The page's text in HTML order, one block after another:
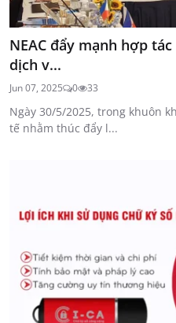
NEAC đẩy mạnh hợp
dịch v...
Jun 07, 2025 0 33
Ngày 30/5/2025, trong khuôn
tế nhằm thúc đẩy l...